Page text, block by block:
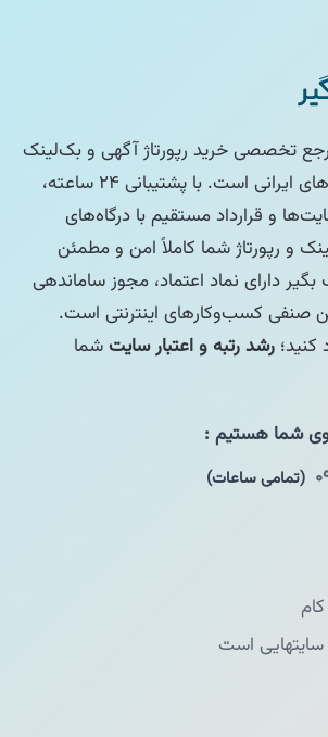
تخصصی خرید رپورتاژ آگهی و بک‌لینک
از معتبرترین سایت‌های ایرانی است. با پشتیبانی ۲۴ ساعته،
و قرارداد مستقیم با درگاه‌های
و رپورتاژ شما کاملاً امن و مطمئن
دارای نماد اعتماد، مجوز ساماندهی
صنفی کسب‌وکارهای اینترنتی است.
کنید؛ رشد رتبه و اعتبار سایتشما
(تمامی ساعات)
است